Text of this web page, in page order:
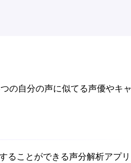
の自分の声に似てる声優やキャ
ることができる声分解析アプリ